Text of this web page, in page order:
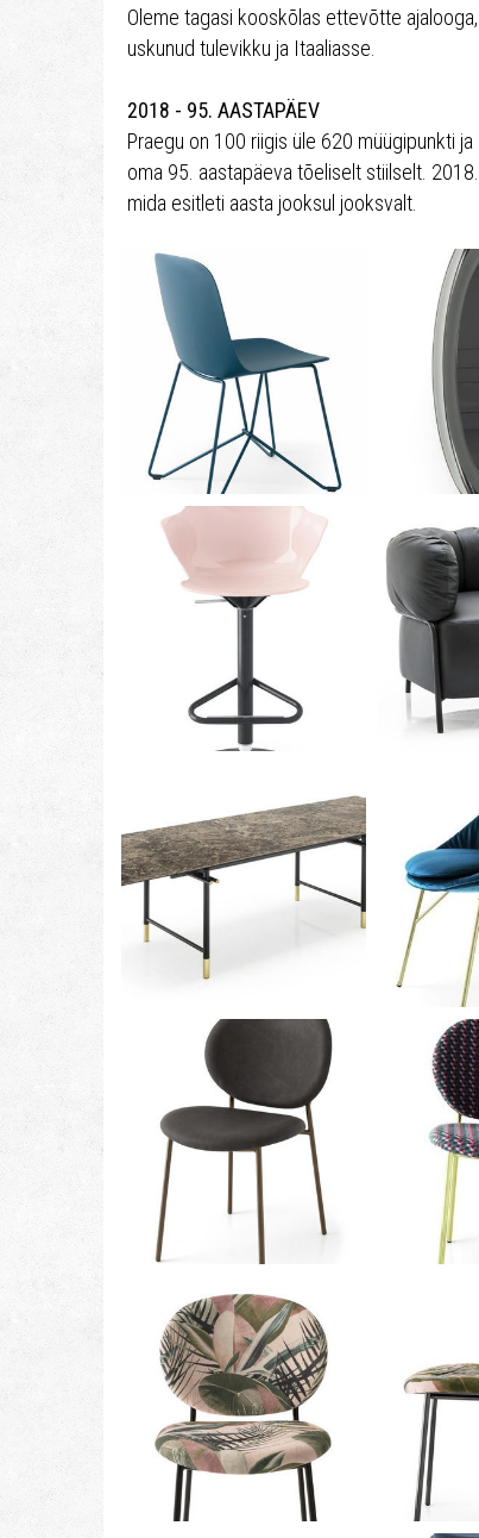
Oleme tagasi kooskõlas ettevõtte
uskunud tulevikku ja Itaaliasse.
2018 - 95. AASTAPÄEV
Praegu on 100 riigis üle 620 müügipunkti
oma 95. aastapäeva tõeliselt stiilselt.
mida esitleti aasta jooksul jooksvalt.